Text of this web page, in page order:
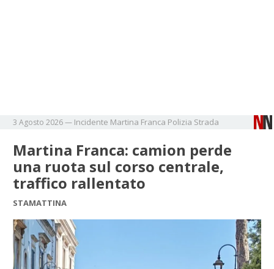
3 Agosto 2026— Incidente Martina Franca Polizia Strada
Martina Franca: camion perde
una ruota sul corso centrale,
traffico rallentato
STAMATTINA